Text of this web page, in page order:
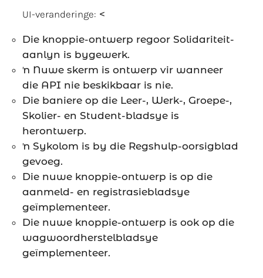
UI-veranderinge: <
Die knoppie-ontwerp regoor Solidariteit-
aanlyn is bygewerk.
ŉ Nuwe skerm is ontwerp vir wanneer
die API nie beskikbaar is nie.
Die baniere op die Leer-, Werk-, Groepe-,
Skolier- en Student-bladsye is
herontwerp.
ŉ Sykolom is by die Regshulp-oorsigblad
gevoeg.
Die nuwe knoppie-ontwerp is op die
aanmeld- en registrasiebladsye
geïmplementeer.
Die nuwe knoppie-ontwerp is ook op die
wagwoordherstelbladsye
geïmplementeer.